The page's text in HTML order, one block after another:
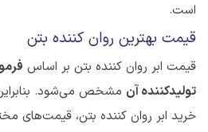
است.
قیمت بهترین روان کننده بتن
قیمت ابر روان کننده بتن بر اساس
تولیدکننده آن مشخص می‌شود.
خرید ابر روان کننده بتن، قیمت‌های